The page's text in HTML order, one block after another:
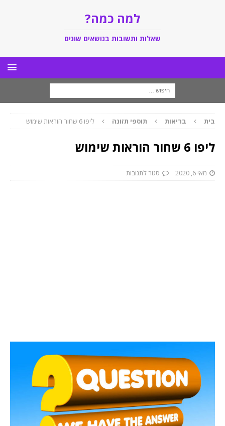
למה כמה?
שאלות ותשובות בנושאים שונים
בית בריאות תוספי תזונה ליפו 6 שחור הוראות שימוש
ליפו 6 שחור הוראות שימוש
מאי 6, 2020 סגור לתגובות